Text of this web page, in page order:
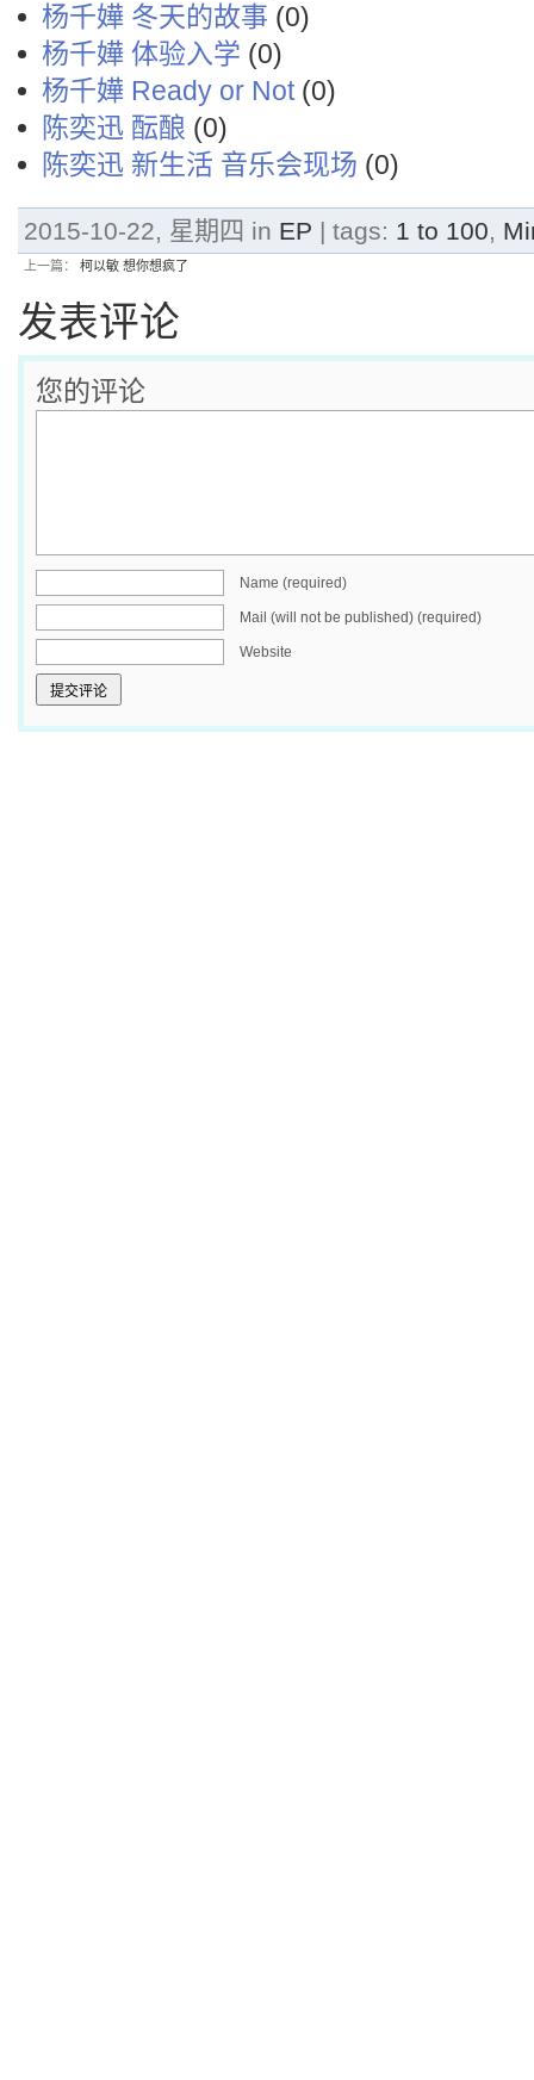
杨千嬅 冬天的故事 (0)
杨千嬅 体验入学 (0)
杨千嬅 Ready or Not(0)
陈奕迅 酝酿 (0)
陈奕迅 新生活 音乐会现场 (0)
2015-10-22, 星期四 in EP | tags: 1 to 100,
上一篇： 柯以敏 想你想疯了
发表评论
您的评论
Name (required)
Mail (will not be published) (required)
Website